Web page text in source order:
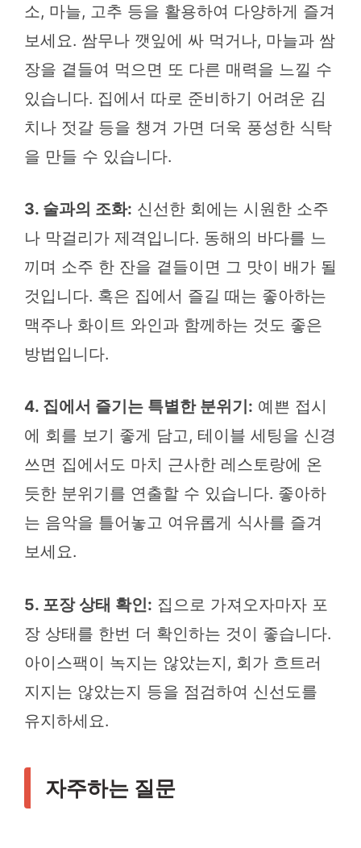
소, 마늘, 고추 등을 활용하여 다양하게 즐겨
보세요. 쌈무나 깻잎에 싸 먹거나, 마늘과 쌈
장을 곁들여 먹으면 또 다른 매력을 느낄 수
있습니다. 집에서 따로 준비하기 어려운 김
치나 젓갈 등을 챙겨 가면 더욱 풍성한 식탁
을 만들 수 있습니다.
3. 술과의 조화: 신선한 회에는 시원한 소주
나 막걸리가 제격입니다. 동해의 바다를 느
끼며 소주 한 잔을 곁들이면 그 맛이 배가 될
것입니다. 혹은 집에서 즐길 때는 좋아하는
맥주나 화이트 와인과 함께하는 것도 좋은
방법입니다.
4. 집에서 즐기는 특별한 분위기: 예쁜 접시
에 회를 보기 좋게 담고, 테이블 세팅을 신경
쓰면 집에서도 마치 근사한 레스토랑에 온
듯한 분위기를 연출할 수 있습니다. 좋아하
는 음악을 틀어놓고 여유롭게 식사를 즐겨
보세요.
5. 포장 상태 확인: 집으로 가져오자마자 포
장 상태를 한번 더 확인하는 것이 좋습니다.
아이스팩이 녹지는 않았는지, 회가 흐트러
지지는 않았는지 등을 점검하여 신선도를
유지하세요.
자주하는 질문